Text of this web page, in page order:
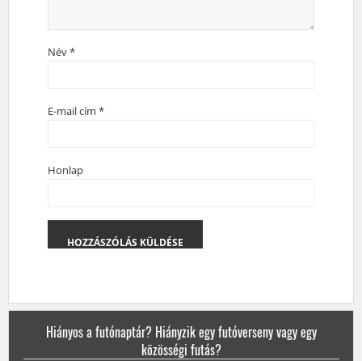
Név*
E-mail cím *
Honlap
Hiányos a futónaptár? Hiányzik egy futóverseny vagy egy
közösségi futás?